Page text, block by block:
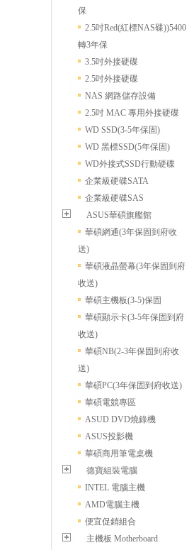
保
2.5吋Red(紅標NAS碟))5400
轉3年保
3.5吋外接硬碟
2.5吋外接硬碟
NAS 網路儲存設備
2.5吋 MAC 專用外接硬碟
WD SSD(3-5年保固)
WD 黑標SSD(5年保固)
WD外接式SSD行動硬碟
企業級硬碟SATA
企業級硬碟SAS
ASUS華碩旗艦館
華碩網通(3年保固到府收
送)
華碩液晶螢幕(3年保固到府
收送)
華碩主機板(3-5)保固
華碩顯示卡(3-5年保固到府
收送)
華碩NB(2-3年保固到府收
送)
華碩PC(3年保固到府收送)
華碩電競專區
ASUD DVD燒錄機
ASUS投影機
華碩商用筆電桌機
德寶組裝電腦
INTEL 電腦主機
AMD電腦主機
便宜促銷組合
主機板 Motherboard